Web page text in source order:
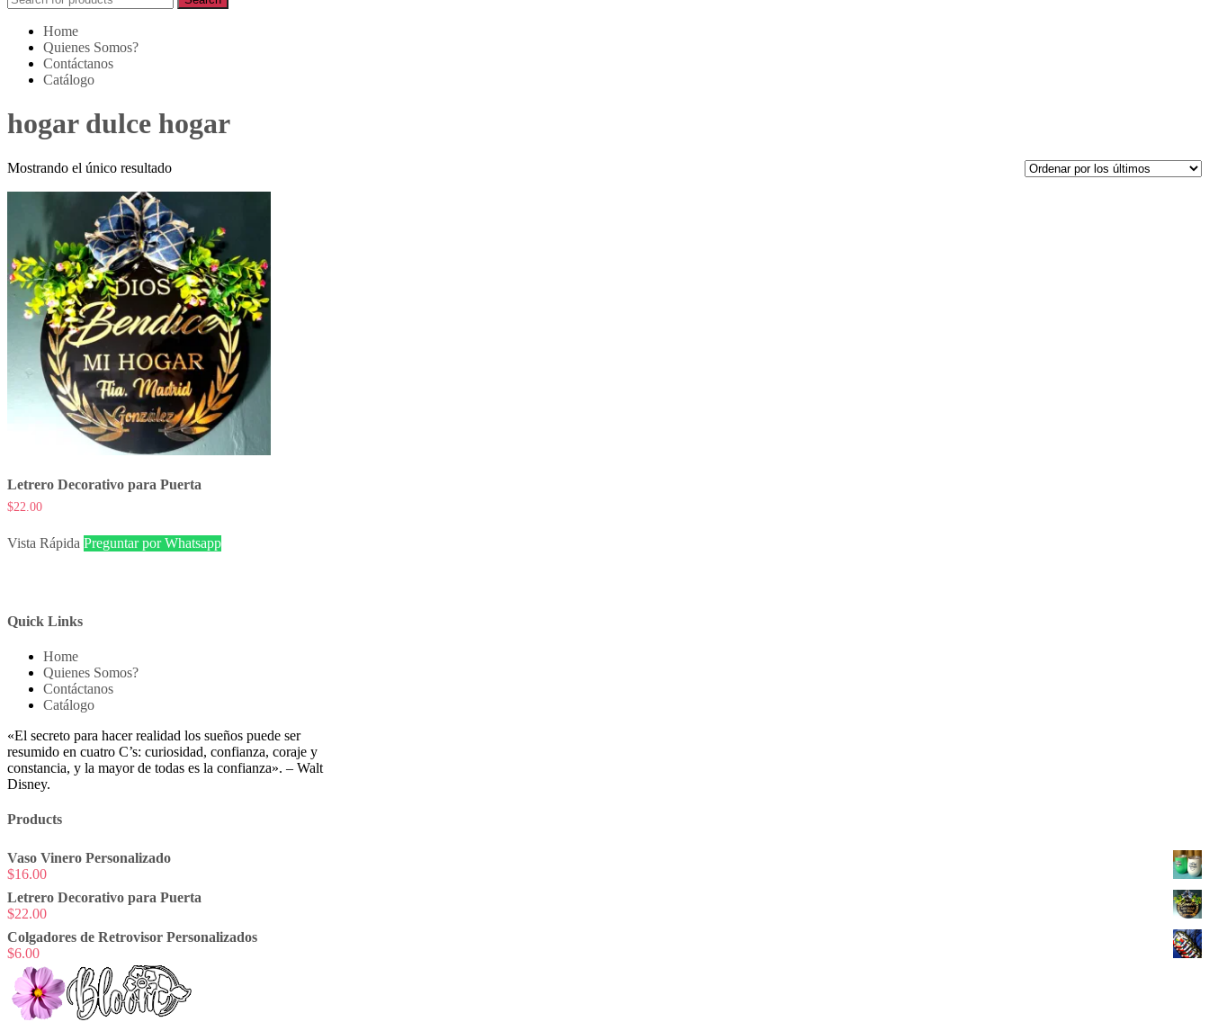
for:
Home
Quienes Somos?
Contáctanos
Catálogo
hogar dulce hogar
Mostrando el único resultado
Letrero Decorativo para Puerta
$22.00
Vista Rápida Preguntar por Whatsapp
Quick Links
Home
Quienes Somos?
Contáctanos
Catálogo
«El secreto para hacer realidad los sueños puede ser
resumido en cuatro C’s: curiosidad, confianza, coraje y
constancia, y la mayor de todas es la confianza». – Walt
Disney.
Products
Vaso Vinero Personalizado
$16.00
Letrero Decorativo para Puerta
$22.00
Colgadores de Retrovisor Personalizados
$6.00